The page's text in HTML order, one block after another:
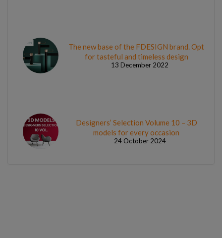
The new base of the FDESIGN brand. Opt
for tasteful and timeless design
13 December 2022
Designers’ Selection Volume 10 – 3D
models for every occasion
24 October 2024